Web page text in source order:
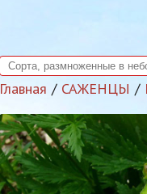
Главная САЖЕНЦЫ